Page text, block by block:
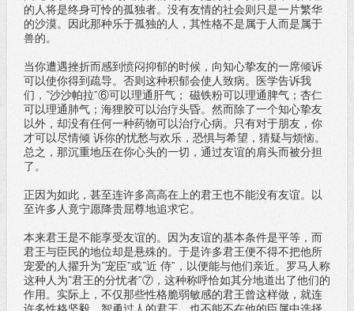
的人将是终身可怜的孤独者。没有友情的社会则只是一片繁华
的沙漠。因此那种乐于孤独的人，其性格不是属于人而是属于
兽的。
当你遭遇挫折而感到愤闷抑郁的时候，向知心挚友的一席倾诉
可以使你得到疏导。否则这种积郁会使人致病。医学告诉我
们，“沙沙帕拉”⑥可以理通肝气； 磁铁粉可以理通脾气；杏仁
可以理通肺气；海狸胶可以治疗头昏。然而除了一个知心挚友
以外，却没有任何一种药物可以治疗心病。只有对于朋友，你
才可以尽情倾 诉你的忧愁与欢乐，恐惧与希望，猜疑与烦恼。
总之，那沉重地压在你心头的一切，通过友谊的肩头而被分担
了。
正因为如此，甚至连许多高高在上的君王也不能没有友谊。以
至许多人竟宁愿降贵屈尊地追求它。
本来君王是不能享受友谊的。因为友谊的基本条件是平等，而
君王与臣民的地位却是悬殊的。于是许多君王便不得不把他所
宠爱的人擢升为“宠臣”或“近 侍”，以便能与他们亲近。罗马人称
这种人为“君王的分忧者”⑦，这种称呼恰如其分地道出了他们的
作用。实际上，不仅那些性格脆弱敏感的君王曾这样做，就连